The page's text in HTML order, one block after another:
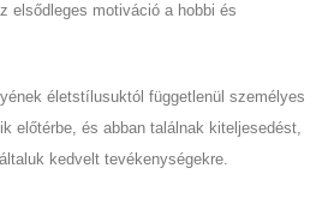
elsődleges motiváció a hobbi és
életstílusuktól függetlenül személyes
előtérbe, és abban találnak kiteljesedést,
kedvelt tevékenységekre.